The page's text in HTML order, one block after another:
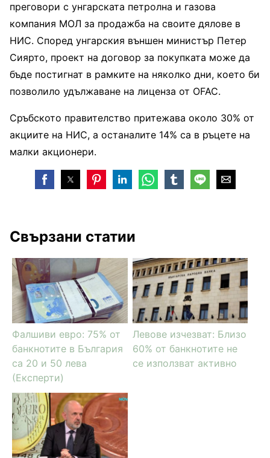
преговори с унгарската петролна и газова
компания МОЛ за продажба на своите дялове в
НИС. Според унгарския външен министър Петер
Сиярто, проект на договор за покупката може да
бъде постигнат в рамките на няколко дни, което би
позволило удължаване на лиценза от OFAC.
Сръбското правителство притежава около 30% от
акциите на НИС, а останалите 14% са в ръцете на
малки акционери.
Свързани статии
Фалшиви евро: 75% от
банкнотите в България
са 20 и 50 лева
(Експерти)
Левове изчезват: Близо
60% от банкнотите не
се използват активно